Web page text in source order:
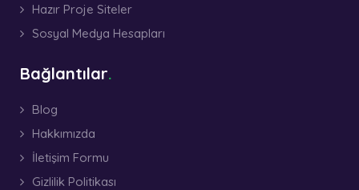
Hazır Proje Siteler
Sosyal Medya Hesapları
Bağlantılar
Blog
Hakkımızda
İletişim Formu
Gizlilik Politikası